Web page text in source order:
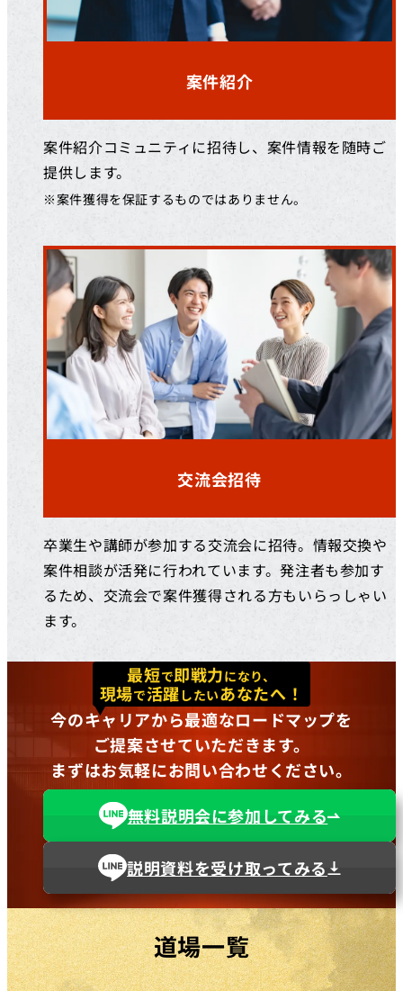
案件紹介
案件紹介コミュニティに招待し、案件情報を随時ご
提供します。
※案件獲得を保証するものではありません。
交流会招待
卒業生や講師が参加する交流会に招待。情報交換や
案件相談が活発に行われています。発注者も参加す
るため、交流会で案件獲得される方もいらっしゃい
ます。
最短で即戦力になり、
現場で活躍 したいあなたへ！
今のキャリアから最適なロードマップを
ご提案させていただきます。
まずはお気軽にお問い合わせください。
無料説明会に参加してみる
説明資料を受け取ってみる
道場一覧